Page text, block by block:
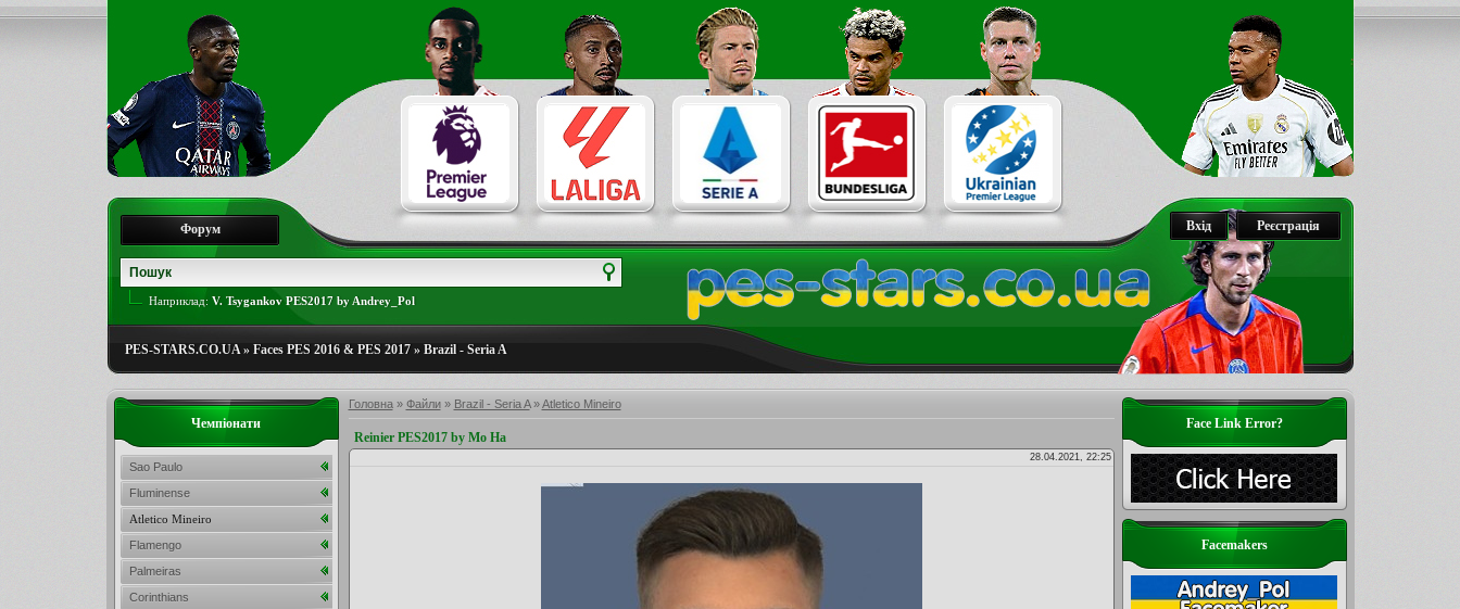
Реєстрація
Вхід
Форум
Наприклад: V. Tsygankov PES2017 by Andrey_Pol
PES-STARS.CO.UA» Faces PES 2016 & PES 2017» Brazil - Seria A
Головна» Файли» Brazil - Seria A»Atletico Mineiro
Reinier PES2017 by Mo Ha
28.04.2021, 22:25
Face Link Error?
Facemakers
Чемпіонати
Sao Paulo
Fluminense
Atletico Mineiro
Flamengo
Palmeiras
Corinthians